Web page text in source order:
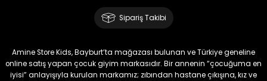
Sipariş Takibi
Amine Store Kids, Bayburt’ta mağazası bulunan ve Türkiye geneline
online satış yapan çocuk giyim markasıdır. Bir annenin “çocuğuma en
iyisi” anlayışıyla kurulan markamız; zıbından hastane çıkışına, kız ve